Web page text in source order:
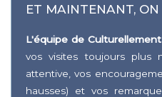
ET MAINTENANT,
L'équipe de
vos visites toujours plus
attentive, vos
hausses) et vos